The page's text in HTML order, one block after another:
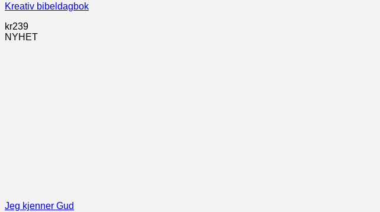
Kreativ bibeldagbok
kr239
NYHET
Jeg kjenner Gud